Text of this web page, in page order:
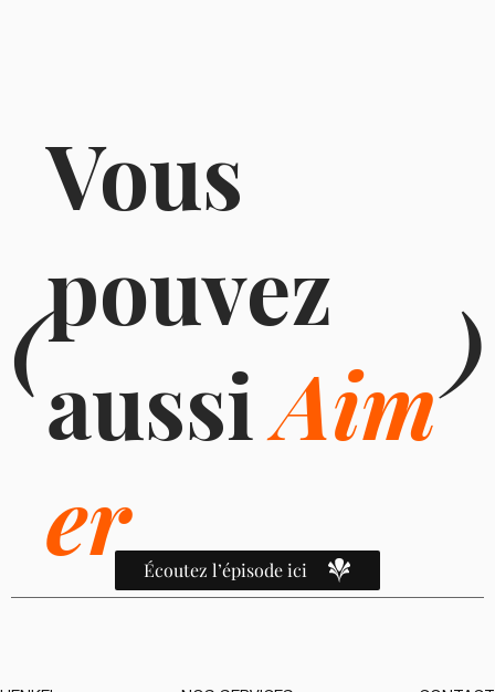
(
Vous
pouvez
aussiAim
er
)
Écoutez l’épisode ici